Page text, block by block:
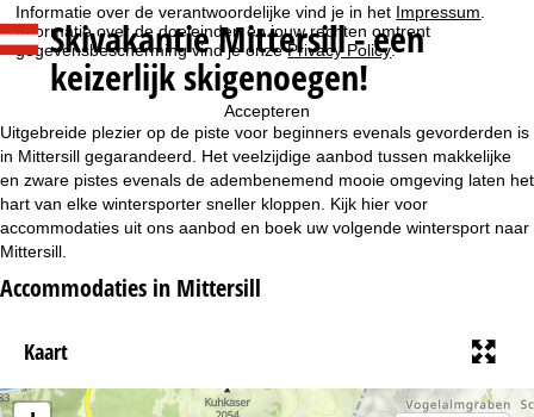
Informatie over de verantwoordelijke vind je in het Impressum
Informatie over de doeleinden en jouw rechten omtrent
gegevensbescherming vind je onzePrivacy Policy.
Accepteren
t
r
t
p
Skivakantie Mittersill - een
keizerlijk skigenoegen!
Uitgebreide plezier op de piste voor beginners evenals gevorderden is
in Mittersill gegarandeerd. Het veelzijdige aanbod tussen makkelijke
en zware pistes evenals de adembenemend mooie omgeving laten het
hart van elke wintersporter sneller kloppen. Kijk hier voor
accommodaties uit ons aanbod en boek uw volgende wintersport naar
Mittersill.
Accommodaties in Mittersill
Kaart